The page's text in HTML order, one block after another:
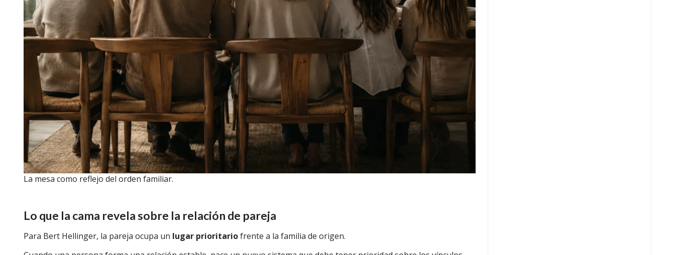
La mesa como reflejo del orden familiar.
Lo que la cama revela sobre la relación de pareja
Para Bert Hellinger, la pareja ocupa un lugar prioritariofrente a la familia de origen.